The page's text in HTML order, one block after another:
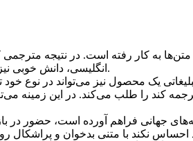
به کار رفته است. در نتیجه
انگلیسی، دانش خوبی نیز در حوزه متن تخصصی که قرار است ترجمه کند داشته باشد.
یک محصول نیز می‌تواند در نوع
کند را طلب می‌کند. در این
جهانی فراهم آورده است، حضور در
نکند با متنی بدخوان و پراشکال